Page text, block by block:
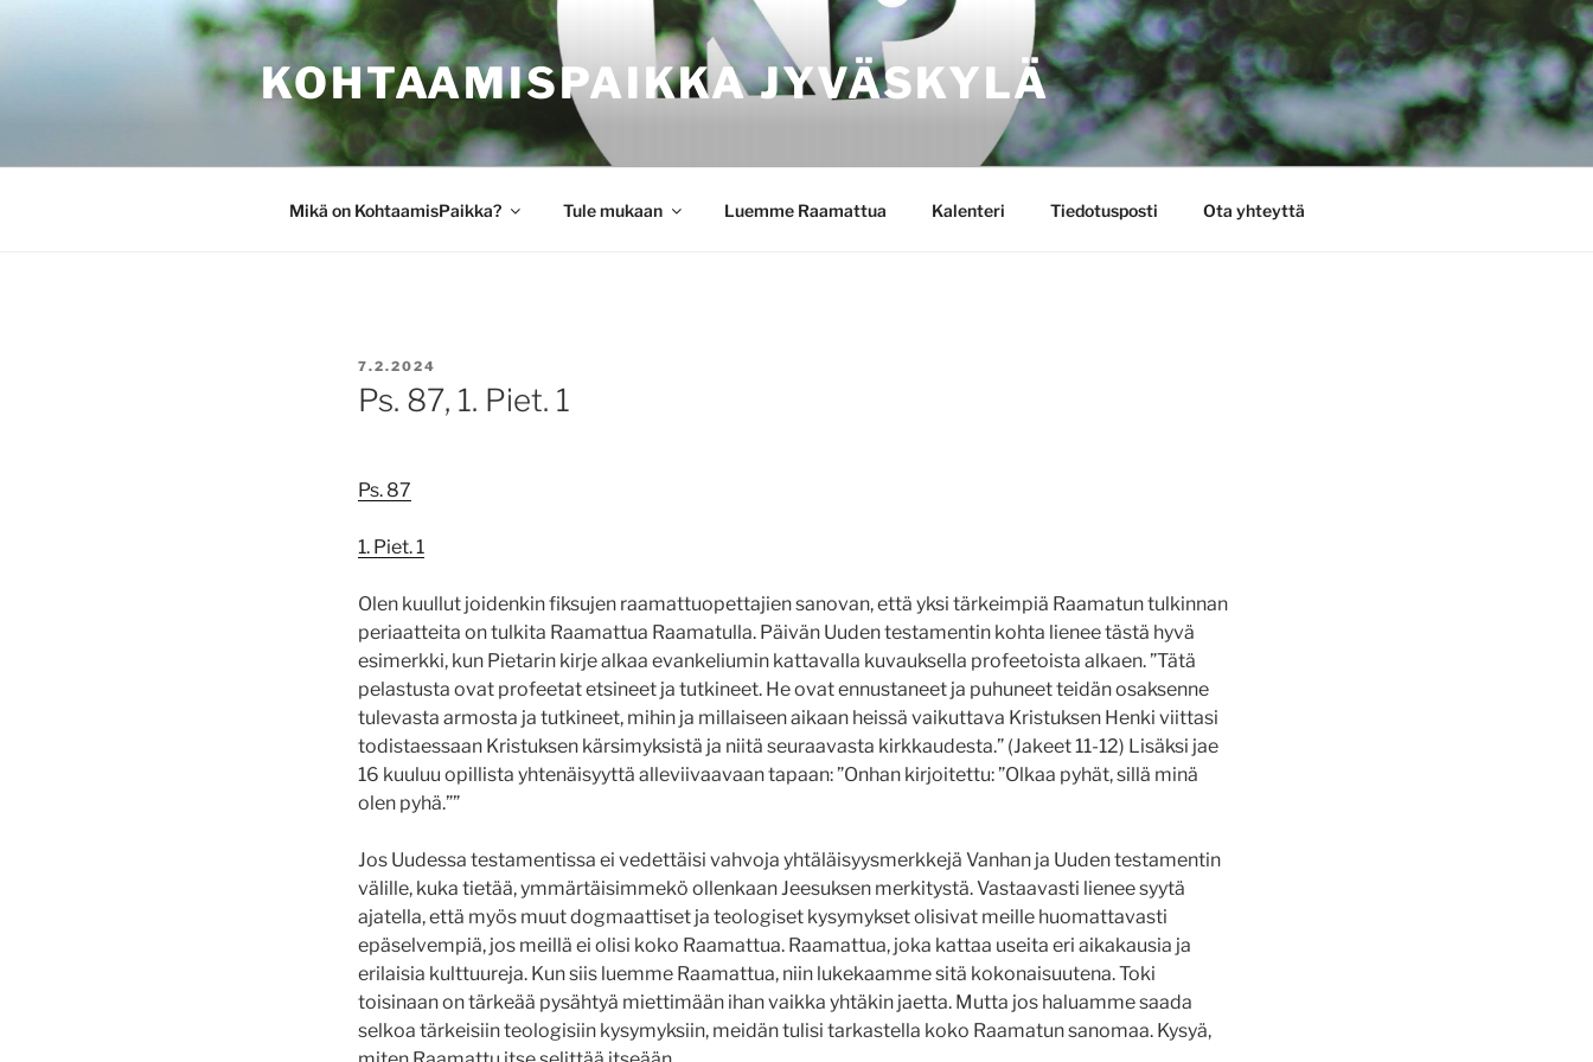
KOHTAAMISPAIKKA JYVÄSKYLÄ
Mikä on KohtaamisPaikka? Tule mukaan Luemme Raamattua Kalenteri Tiedotusposti Ota yhteyttä
JULKAISTU
7.2.2024
Ps. 87, 1. Piet. 1
Ps. 87
1. Piet. 1
Olen kuullut joidenkin fiksujen raamattuopettajien sanovan, että yksi tärkeimpiä Raamatun tulkinnan
periaatteita on tulkita Raamattua Raamatulla. Päivän Uuden testamentin kohta lienee tästä hyvä
esimerkki, kun Pietarin kirje alkaa evankeliumin kattavalla kuvauksella profeetoista alkaen. ”Tätä
pelastusta ovat profeetat etsineet ja tutkineet. He ovat ennustaneet ja puhuneet teidän osaksenne
tulevasta armosta ja tutkineet, mihin ja millaiseen aikaan heissä vaikuttava Kristuksen Henki viittasi
todistaessaan Kristuksen kärsimyksistä ja niitä seuraavasta kirkkaudesta.” (Jakeet 11-12) Lisäksi jae
16 kuuluu opillista yhtenäisyyttä alleviivaavaan tapaan: ”Onhan kirjoitettu: ”Olkaa pyhät, sillä minä
olen pyhä.””
Jos Uudessa testamentissa ei vedettäisi vahvoja yhtäläisyysmerkkejä Vanhan ja Uuden testamentin
välille, kuka tietää, ymmärtäisimmekö ollenkaan Jeesuksen merkitystä. Vastaavasti lienee syytä
ajatella, että myös muut dogmaattiset ja teologiset kysymykset olisivat meille huomattavasti
epäselvempiä, jos meillä ei olisi koko Raamattua. Raamattua, joka kattaa useita eri aikakausia ja
erilaisia kulttuureja. Kun siis luemme Raamattua, niin lukekaamme sitä kokonaisuutena. Toki
toisinaan on tärkeää pysähtyä miettimään ihan vaikka yhtäkin jaetta. Mutta jos haluamme saada
selkoa tärkeisiin teologisiin kysymyksiin, meidän tulisi tarkastella koko Raamatun sanomaa. Kysyä,